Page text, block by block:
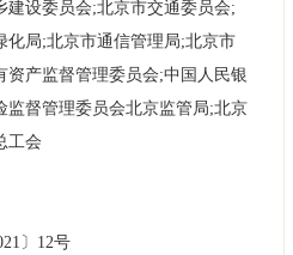
构职能 政策服务
建设委员会;北京市交通委员会;
化局;北京市通信管理局;北京市
资产监督管理委员会;中国人民银
监督管理委员会北京监管局;北京
工会
〕 12号